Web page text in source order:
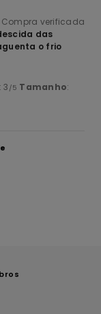
Compra verificada
das
o frio
: 3 /5 Tamanho: